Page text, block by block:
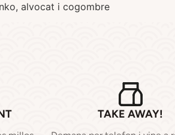
alvocat i cogombre
TAKE AWAY!